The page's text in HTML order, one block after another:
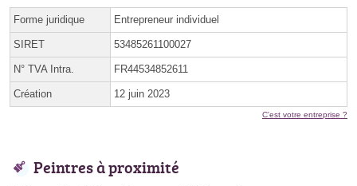
Forme juridique Entrepreneur individuel
SIRET 53485261100027
N° TVA Intra. FR44534852611
Création 12 juin 2023
C'est votre entreprise ?
Peintres à proximité